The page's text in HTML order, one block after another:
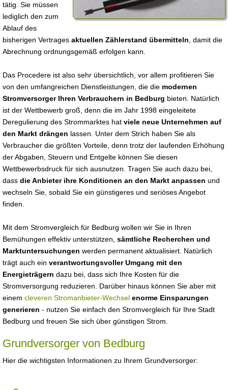
tätig. Sie müssen
lediglich den zum
Ablauf des
bisherigen Vertrages aktuellen Zählerstand übermitteln , damit die
Abrechnung ordnungsgemäß erfolgen kann.
Das Procedere ist also sehr übersichtlich, vor allem profitieren Sie
von den umfangreichen Dienstleistungen, die die modernen
Stromversorger Ihren Verbrauchern in Bedburg bieten. Natürlich
ist der Wettbewerb groß, denn die im Jahr 1998 eingeleitete
Deregulierung des Strommarktes hat viele neue Unternehmen auf
den Markt drängen lassen. Unter dem Strich haben Sie als
Verbraucher die größten Vorteile, denn trotz der laufenden Erhöhung
der Abgaben, Steuern und Entgelte können Sie diesen
Wettbewerbsdruck für sich ausnutzen. Tragen Sie auch dazu bei,
dass die Anbieter ihre Konditionen an den Markt anpassen und
wechseln Sie, sobald Sie ein günstigeres und seriöses Angebot
finden.
Mit dem Stromvergleich für Bedburg wollen wir Sie in Ihren
Bemühungen effektiv unterstützen, sämtliche Recherchen und
Marktuntersuchungen werden permanent aktualisiert. Natürlich
trägt auch ein verantwortungsvoller Umgang mit den
Energieträgern dazu bei, dass sich Ihre Kosten für die
Stromversorgung reduzieren. Darüber hinaus können Sie aber mit
einem cleveren Stromanbieter-Wechsel enorme Einsparungen
generieren - nutzen Sie einfach den Stromvergleich für Ihre Stadt
Bedburg und freuen Sie sich über günstigen Strom.
Grundversorger von Bedburg
Hier die wichtigsten Informationen zu Ihrem Grundversorger: